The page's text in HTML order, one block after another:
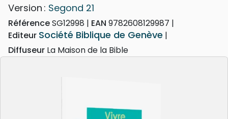
Version : Segond 21
RéférenceSG12998 EAN 9782608129987
Editeur Société Biblique de Genève
Diffuseur La Maison de la Bible